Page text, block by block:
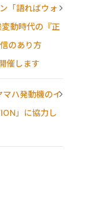
「語ればウォ
動時代の『正
のあり方
催します
マハ発動機のイ
」に協力し